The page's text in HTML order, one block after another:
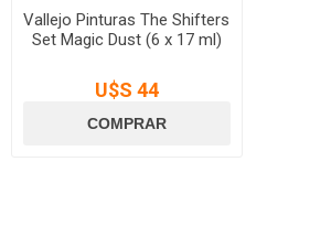
Vallejo Pinturas The Shifters
Set Magic Dust (6 x 17 ml)
U$S 44